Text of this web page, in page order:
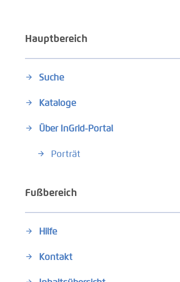
Hauptbereich
Suche
Kataloge
Über InGrid-Portal
Porträt
Fußbereich
Hilfe
Kontakt